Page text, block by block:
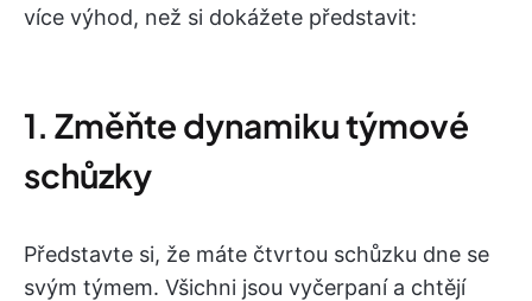
více výhod, než si dokážete představit:
1. Změňte dynamiku týmové
schůzky
Představte si, že máte čtvrtou schůzku dne se
svým týmem. Všichni jsou vyčerpaní a chtějí